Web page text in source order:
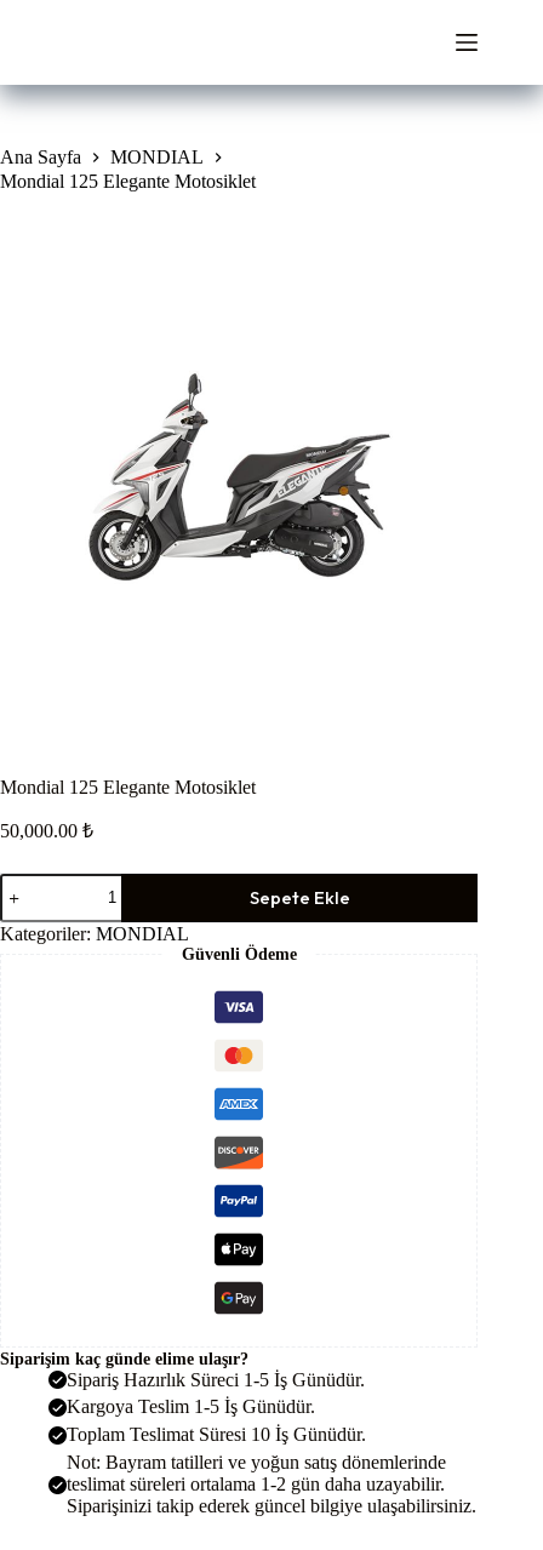
Ana Sayfa
MONDIAL
Mondial 125 Elegante Motosiklet
Mondial 125 Elegante Motosiklet
50,000.00 ₺
Mondial
125
Elegante
Motosiklet
Sepete Ekle
Kategoriler: MONDIAL
Güvenli Ödeme
Siparişim kaç günde elime ulaşır?
Sipariş Hazırlık Süreci 1-5 İş Günüdür.
Kargoya Teslim 1-5 İş Günüdür.
Toplam Teslimat Süresi 10 İş Günüdür.
Not: Bayram tatilleri ve yoğun satış dönemlerinde
teslimat süreleri ortalama 1-2 gün daha uzayabilir.
Siparişinizi takip ederek güncel bilgiye ulaşabilirsiniz.